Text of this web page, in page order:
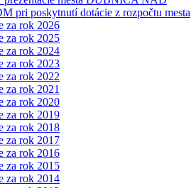
pri poskytnutí dotácie z rozpočtu mesta
za rok 2026
za rok 2025
za rok 2024
za rok 2023
za rok 2022
za rok 2021
za rok 2020
za rok 2019
za rok 2018
za rok 2017
za rok 2016
za rok 2015
za rok 2014